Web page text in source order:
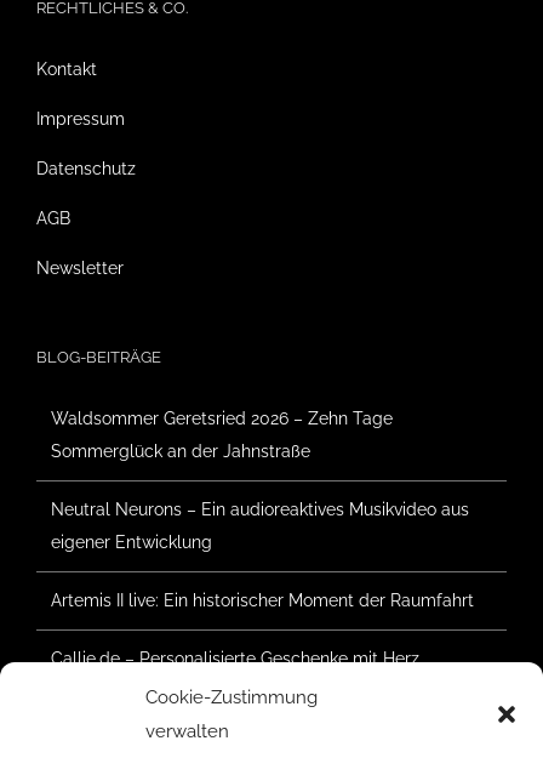
Cookie-Zustimmung
verwalten
RECHTLICHES & CO.
Kontakt
Impressum
Datenschutz
AGB
Newsletter
BLOG-BEITRÄGE
Waldsommer Geretsried 2026 – Zehn Tage
Sommerglück an der Jahnstraße
Neutral Neurons – Ein audioreaktives Musikvideo aus
eigener Entwicklung
Artemis II live: Ein historischer Moment der Raumfahrt
Callie.de – Personalisierte Geschenke mit Herz